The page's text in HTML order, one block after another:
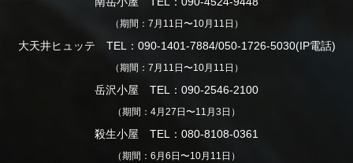
（期間：7月11日〜10月11日）
大天井ヒュッテ TEL：090-1401-7884/050-1726-5030(IP電話)
（期間：7月11日〜10月11日）
岳沢小屋 TEL：090-2546-2100
（期間：4月27日〜11月3日）
殺生小屋 TEL：080-8108-0361
（期間：6月6日〜10月11日）